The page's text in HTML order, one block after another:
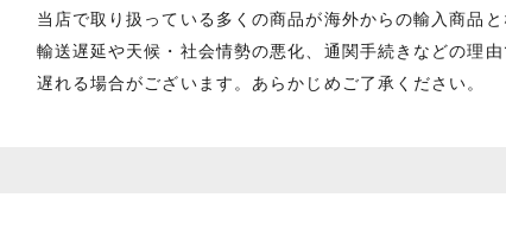
当店で取り扱っている多くの商品が海外からの輸入商品
輸送遅延や天候・社会情勢の悪化、通関手続きなどの理
遅れる場合がございます。あらかじめご了承ください。